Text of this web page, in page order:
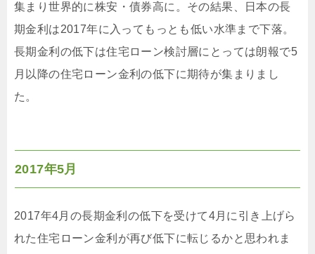
集まり世界的に株安・債券高に。その結果、日本の長
期金利は2017年に入ってもっとも低い水準まで下落。
長期金利の低下は住宅ローン検討層にとっては朗報で5
月以降の住宅ローン金利の低下に期待が集まりまし
た。
2017年5月
2017年4月の長期金利の低下を受けて4月に引き上げら
れた住宅ローン金利が再び低下に転じるかと思われま